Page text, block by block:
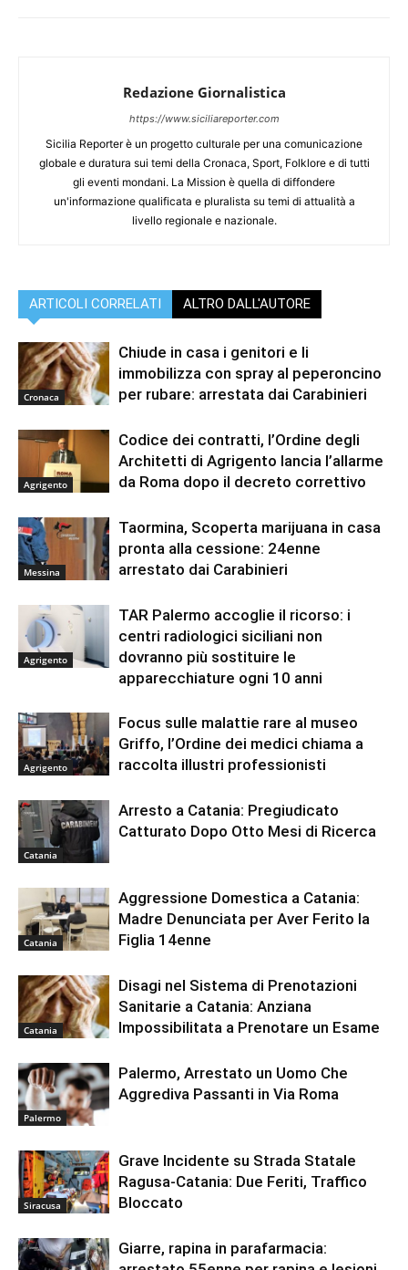
Redazione Giornalistica
https://www.siciliareporter.com
Sicilia Reporter è un progetto culturale per una comunicazione
globale e duratura sui temi della Cronaca, Sport, Folklore e di tutti
gli eventi mondani. La Mission è quella di diffondere
un'informazione qualificata e pluralista su temi di attualità a
livello regionale e nazionale.
ARTICOLI CORRELATI ALTRO DALL'AUTORE
Cronaca
Chiude in casa i genitori e li
immobilizza con spray al peperoncino
per rubare: arrestata dai Carabinieri
Agrigento
Codice dei contratti, l’Ordine degli
Architetti di Agrigento lancia l’allarme
da Roma dopo il decreto correttivo
Messina
Taormina, Scoperta marijuana in casa
pronta alla cessione: 24enne
arrestato dai Carabinieri
Agrigento
TAR Palermo accoglie il ricorso: i
centri radiologici siciliani non
dovranno più sostituire le
apparecchiature ogni 10 anni
Agrigento
Focus sulle malattie rare al museo
Griffo, l’Ordine dei medici chiama a
raccolta illustri professionisti
Catania
Arresto a Catania: Pregiudicato
Catturato Dopo Otto Mesi di Ricerca
Catania
Aggressione Domestica a Catania:
Madre Denunciata per Aver Ferito la
Figlia 14enne
Catania
Disagi nel Sistema di Prenotazioni
Sanitarie a Catania: Anziana
Impossibilitata a Prenotare un Esame
Palermo
Palermo, Arrestato un Uomo Che
Aggrediva Passanti in Via Roma
Siracusa
Grave Incidente su Strada Statale
Ragusa-Catania: Due Feriti, Traffico
Bloccato
Giarre, rapina in parafarmacia: